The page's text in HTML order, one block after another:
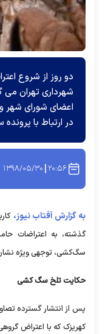
دو روز از شروع
شهرداری تهران می
اعضای شورای شهر
در ارتباط با
۲۰:۵۶ ۱۳۹۸/۰۵/۳۰
به گزارش آفتاب نیوز،
گذشته، به اعتراضات
سگ‌کشی، توجهی ویژه
حکایت تلخ سگ کشی
پس از انتشار گسترده
کهریزک که با اعتراض